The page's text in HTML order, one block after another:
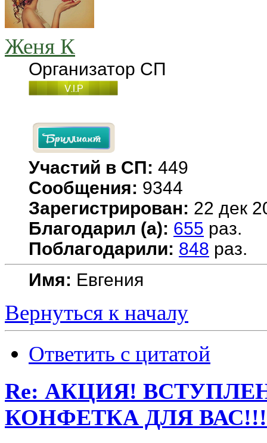
Женя К
Организатор СП
Участий в СП: 449
Сообщения: 9344
Зарегистрирован: 22 дек
Благодарил (а): 655 раз.
Поблагодарили: 848 раз.
Имя: Евгения
Вернуться к началу
Ответить с цитатой
Re: АКЦИЯ!
КОНФЕТКА ДЛЯ ВАС!!!